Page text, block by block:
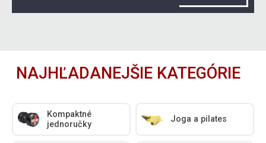
NAJHĽADANEJŠIE KATEGÓRIE
Kompaktné
jednoručky
Joga a pilates